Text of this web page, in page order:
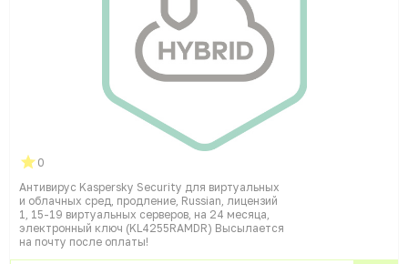
0
Антивирус Kaspersky Security для виртуальных
и облачных сред, продление, Russian, лицензий
1, 15-19 виртуальных серверов, на 24 месяца,
электронный ключ (KL4255RAMDR) Высылается
на почту после оплаты!